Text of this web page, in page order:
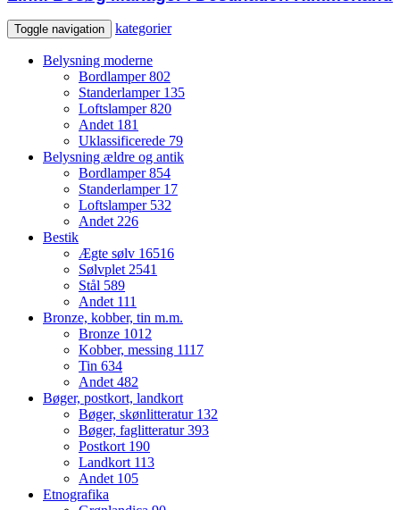
Toggle navigation kategorier
Belysning moderne
Bordlamper802
Standerlamper 135
Loftslamper820
Andet 181
Uklassificerede 79
Belysning ældre og antik
Bordlamper854
Standerlamper 17
Loftslamper 532
Andet226
Bestik
Ægte sølv 16516
Sølvplet2541
Stål 589
Andet 111
Bronze, kobber, tin m.m.
Bronze 1012
Kobber, messing 1117
Tin 634
Andet482
Bøger, postkort, landkort
Bøger, skønlitteratur 132
Bøger, faglitteratur393
Postkort 190
Landkort 113
Andet 105
Etnografika